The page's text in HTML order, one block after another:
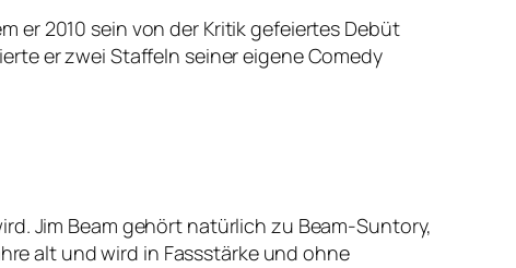
er 2010 sein von der Kritik gefeiertes Debüt
er zwei Staffeln seiner eigene Comedy
Jim Beam gehört natürlich zu Beam-Suntory,
alt und wird in Fassstärke und ohne